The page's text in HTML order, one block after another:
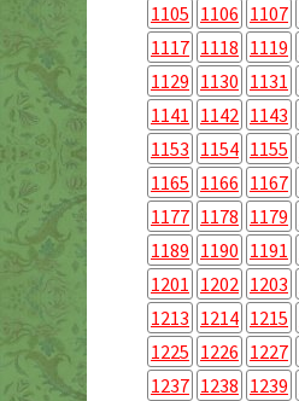
1105 1106 1107
1117 1118 1119
1129 1130 1131
1141 1142 1143
1153 1154 1155
1165 1166 1167
1177 1178 1179
1189 1190 1191
1201 1202 1203
1213 1214 1215
1225 1226 1227
1237 1238 1239